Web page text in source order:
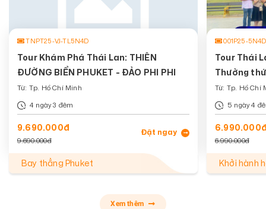
TNPT25-VJ-TL5N4D
Tour Khám Phá Thái Lan: THIÊN
ĐƯỜNG BIỂN PHUKET - ĐẢO PHI PHI
Từ: Tp. Hồ Chí Minh
4 ngày 3 đêm
9.690.000đ
9.690.000đ
Đặt ngay
Bay thẳng Phuket
001P25-5N4D-
Tour Thái
Thưởng
nổi Bốn
Từ: Tp. Hồ Chí
5 ngày 4
6.990.000đ
Khởi hành
Xem thêm